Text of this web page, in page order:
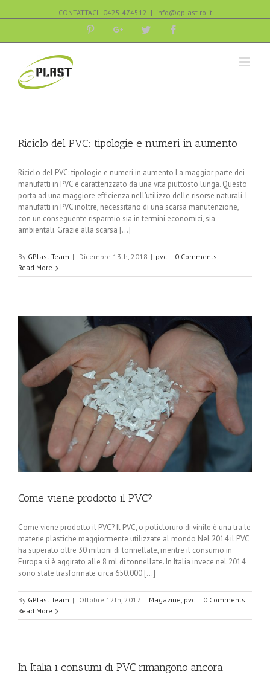
CONTATTACI - 0425 474512 | info@gplast.ro.it
PinterestGoogle+Twitter
Riciclo del PVC: tipologie e numeri in aumento
Riciclo del PVC: tipologie e numeri in aumento La maggior parte dei
manufatti in PVC è caratterizzato da una vita piuttosto lunga. Questo
porta ad una maggiore efficienza nell'utilizzo delle risorse naturali. I
manufatti in PVC inoltre, necessitano di una scarsa manutenzione,
con un conseguente risparmio sia in termini economici, sia
ambientali. Grazie alla scarsa [...]
By GPlast Team | Dicembre 13th, 2018 | pvc | 0 Comments
Read More
Come viene prodotto il PVC?
Come viene prodotto il PVC? Il PVC, o policloruro di vinile è una tra le
materie plastiche maggiormente utilizzate al mondo Nel 2014 il PVC
ha superato oltre 30 milioni di tonnellate, mentre il consumo in
Europa si è aggirato alle 8 ml di tonnellate. In Italia invece nel 2014
sono state trasformate circa 650.000 [...]
By GPlast Team | Ottobre 12th, 2017 | Magazine, pvc | 0 Comments
Read More
In Italia i consumi di PVC rimangono ancora